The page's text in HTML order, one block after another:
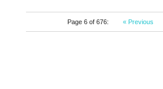
Page 6 of 676: « Previous